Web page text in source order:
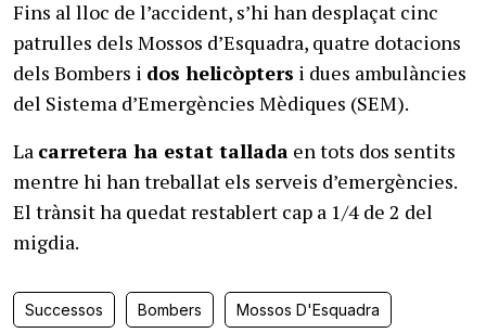
Fins al lloc de l’accident, s’hi han desplaçat cinc
patrulles dels Mossos d’Esquadra, quatre dotacions
dels Bombers i dos helicòpters i dues ambulàncies
del Sistema d’Emergències Mèdiques (SEM).
La carretera ha estat tallada en tots dos sentits
mentre hi han treballat els serveis d’emergències.
El trànsit ha quedat restablert cap a 1/4 de 2 del
migdia.
Successos Bombers Mossos D'Esquadra